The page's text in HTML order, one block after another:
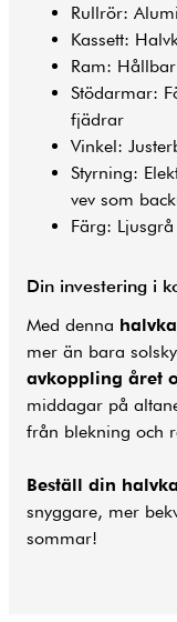
Rullrör:
Kassett:
Ram:
Stödarmar:
fjädrar
Vinkel:
Styrning:
vev som
Färg:
Din investering i
Med denna
mer än bara
avkoppling året
middagar på
från blekning och
Beställ din
snyggare, mer
sommar!